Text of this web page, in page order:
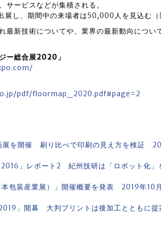
サービスなどが集積される。
し、期間中の来場者は50,000人を見込む（
最新技術についてや、業界の最新動向につい
ー総合展2020」
pdf/floormap_2020.pdf#page=2
展を開催 刷り比べで印刷の見え方を検証
2016」レポート2 紀州技研は「ロボット化
本包装産業展）」開催概要を発表 2019年10
」開幕 大判プリントは後加工とともに提